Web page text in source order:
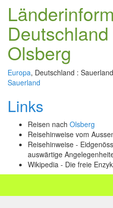
Olsberg
Europa, Deutschland :
Sauerland
Links
Reisen nach Olsberg
Reisehinweise vom
Reisehinweise -
auswärtige
Wikipedia - Die freie